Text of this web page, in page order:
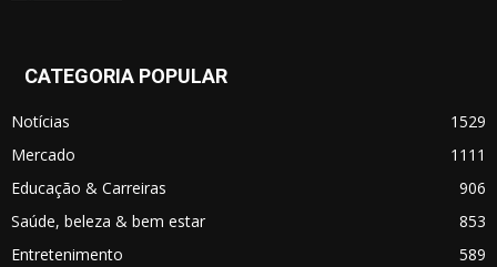
CATEGORIA POPULAR
Notícias
1529
Mercado
1111
Educação & Carreiras
906
Saúde, beleza & bem estar
853
Entretenimento
589